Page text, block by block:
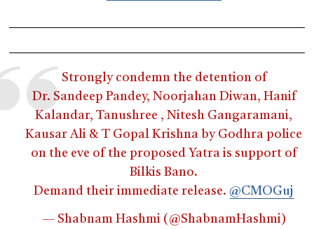
Strongly condemn the detention of
Dr. Sandeep Pandey, Noorjahan Diwan, Hanif
Kalandar, Tanushree , Nitesh Gangaramani,
Kausar Ali & T Gopal Krishna by Godhra police
on the eve of the proposed Yatra is support of
Bilkis Bano.
Demand their immediate release. @CMOGuj
— Shabnam Hashmi (@ShabnamHashmi)